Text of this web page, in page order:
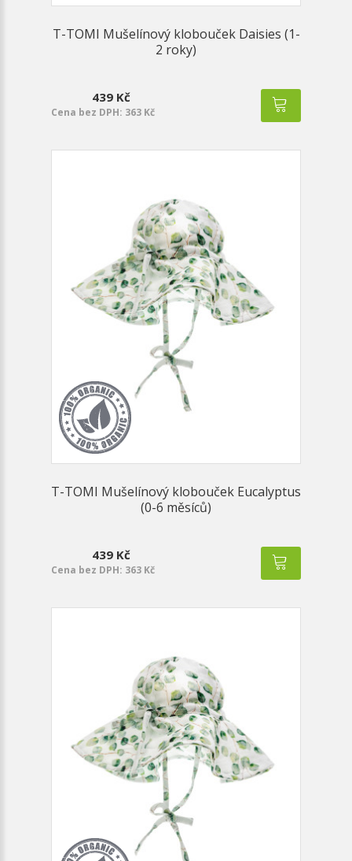
T-TOMI Mušelínový klobouček Daisies (1-
2 roky)
439 Kč
Cena bez DPH: 363 Kč
T-TOMI Mušelínový klobouček Eucalyptus
(0-6 měsíců)
439 Kč
Cena bez DPH: 363 Kč